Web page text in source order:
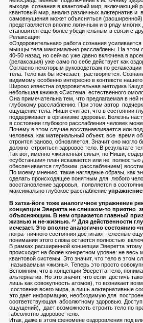
выходе сознания в квантовый мир, включающий
квантовый мир, анализ различных альтернатив и
самовнушения может объясняться
представляется вполне логичным и в ряду
становится еще более убедительным в связи с
Релаксация
«Оздоровительная» работа сознания
мышцы тела максимально расслаблены. На этом
40-50 назад, но сейчас уже давно включена в
(релаксация) уже само по себе действует как
Согласно некоторым руководствам по
тела. Тело как бы исчезает, растворяется.
видимому особенно интересно в контексте
Широко известна оздоровительная методика
небольшая книжка «Система естественного
Она примечательна тем, что предлагаемая в ней
глубокому расслаблению. При этом автор
ощущение тела. Ниши считает, что в состоянии
поддерживает в организме здоровье. Болезнь
в состоянии глубокого расслабления человек
Почему в этом случае восстанавливается или
человека, как материальный объект, все время
строится заново, обновляется. Значит оно
должно строиться здоровое тело. В результате
Так вот, именно «жизненная сила», по Ниши,
«субстанции» план искажается или не полностью
обеспечивается глубоким расслаблением)
По моему мнению, такие наглядные образы, как
сделать происходящее понятным для любого
восстановление здоровья, появляется в
максимально глубокое расслабление
В хатха-йоге тоже аналогичное упражнение
концепции Эверетта не слишком-то приятно
объясняющим. В нем отражается главный
жизнью и не-жизнью. ^' Для действенности
исчезает. Это вполне аналогично состоянию
погра- ничного состояния достигают телесные
понимании этого слова остается полностью
В рамках расширенной концепции Эверетта
происходит на более конкретном уровне: не
квантовой системы. Это значит, что тело в этом
называемым «жизнь». Теперь это просто
Вспомним, что в концепции Эверетта тело,
альтернатив. Но это значит, что если достичь
лишь как совокупность атомов), то возникает
состояния всего мира, а лишь альтернативные
это дает информацию, необходимую для
соответствующая абсолютному здоровью.
ощущений), дает возможность строить тело по
абсолютно здоровое тело.
Итак, даже в этом феномене оздоровления под